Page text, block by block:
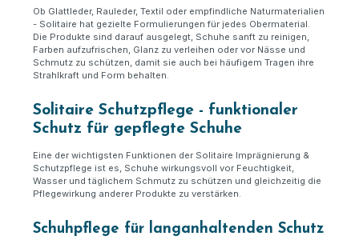
Ob Glattleder, Rauleder, Textil oder empfindliche Naturmaterialien
- Solitaire hat gezielte Formulierungen für jedes Obermaterial.
Die Produkte sind darauf ausgelegt, Schuhe sanft zu reinigen,
Farben aufzufrischen, Glanz zu verleihen oder vor Nässe und
Schmutz zu schützen, damit sie auch bei häufigem Tragen ihre
Strahlkraft und Form behalten.
Solitaire Schutzpflege - funktionaler
Schutz für gepflegte Schuhe
Eine der wichtigsten Funktionen der Solitaire Imprägnierung &
Schutzpflege ist es, Schuhe wirkungsvoll vor Feuchtigkeit,
Wasser und täglichem Schmutz zu schützen und gleichzeitig die
Pflegewirkung anderer Produkte zu verstärken.
Schuhpflege für langanhaltenden Schutz